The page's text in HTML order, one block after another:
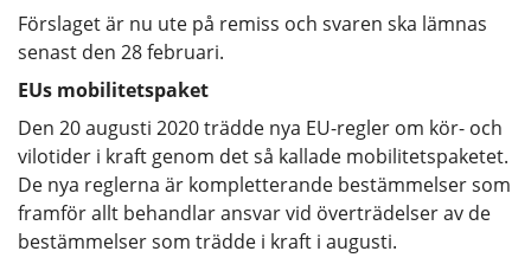
Förslaget är nu ute på remiss och svaren ska lämnas
senast den 28 februari.
EUs mobilitetspaket
Den 20 augusti 2020 trädde nya EU-regler om kör- och
vilotider i kraft genom det så kallade mobilitetspaketet.
De nya reglerna är kompletterande bestämmelser som
framför allt behandlar ansvar vid överträdelser av de
bestämmelser som trädde i kraft i augusti.